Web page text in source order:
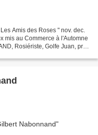
Amis des Roses " nov. dec.
mis au Commerce à l'Automne
Rosiériste, Golfe Juan, près